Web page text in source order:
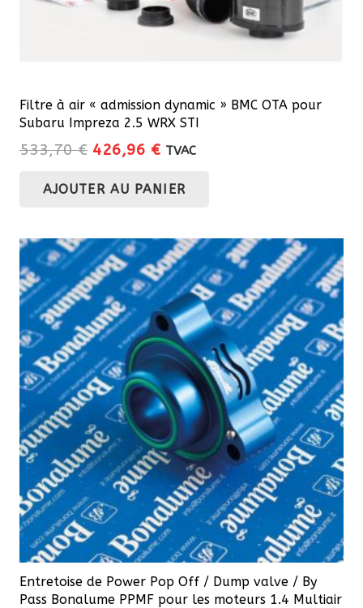
produit
Filtre à air « admission dynamic » BMC OTA pour
Subaru Impreza 2.5 WRX STI
533,70€ Le
initial
426,96 €Le
actuel
TVAC
AJOUTER AU PANIER
Entretoise de Power Pop Off / Dump valve / By
Pass Bonalume PPMF pour les moteurs 1.4 Multiair